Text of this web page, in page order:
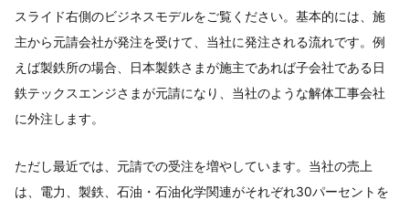
スライド右側のビジネスモデルをご覧ください。基本的には、施
主から元請会社が発注を受けて、当社に発注される流れです。例
えば製鉄所の場合、日本製鉄さまが施主であれば子会社である日
鉄テックスエンジさまが元請になり、当社のような解体工事会社
に外注します。
ただし最近では、元請での受注を増やしています。当社の売上
は、電力、製鉄、石油・石油化学関連がそれぞれ30パーセントを